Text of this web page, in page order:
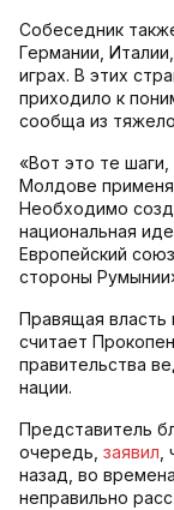
Собеседник
Германии,
играх. В этих
приходило к
сообща из
«Вот это те
Молдове
Необходимо
национальная
Европейский
стороны
Правящая власть
считает
правительства
нации.
Представитель
очередь, заявил
назад, во
неправильно